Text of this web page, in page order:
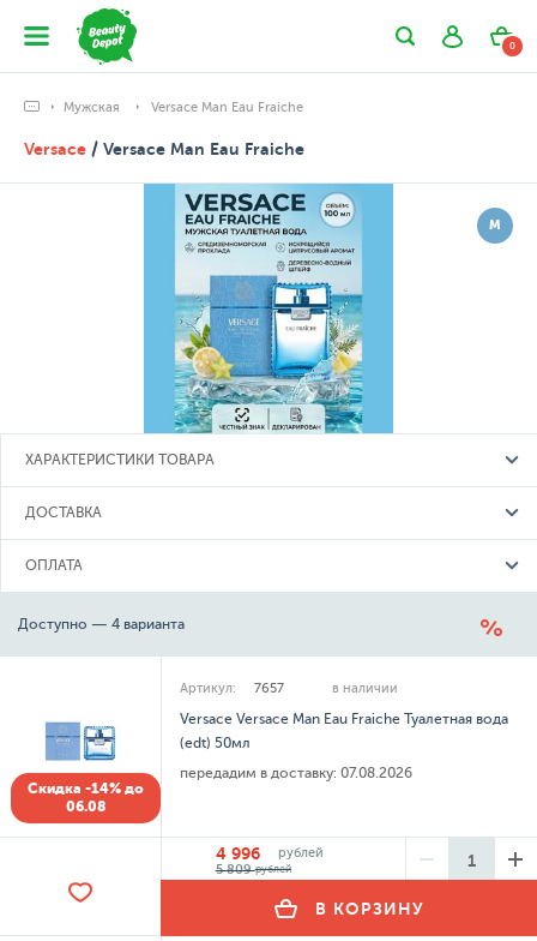
0
Мужская Versace Man Eau Fraiche
Versace / Versace Man Eau Fraiche
М
ХАРАКТЕРИСТИКИ ТОВАРА
ДОСТАВКА
ОПЛАТА
Доступно — 4 варианта
Скидка -14% до
06.08
Артикул: 7657 в наличии
Versace Versace Man Eau Fraiche Туалетная вода
(edt) 50мл
передадим в доставку: 07.08.2026
4 996
рублей
5 809рублей
В КОРЗИНУ